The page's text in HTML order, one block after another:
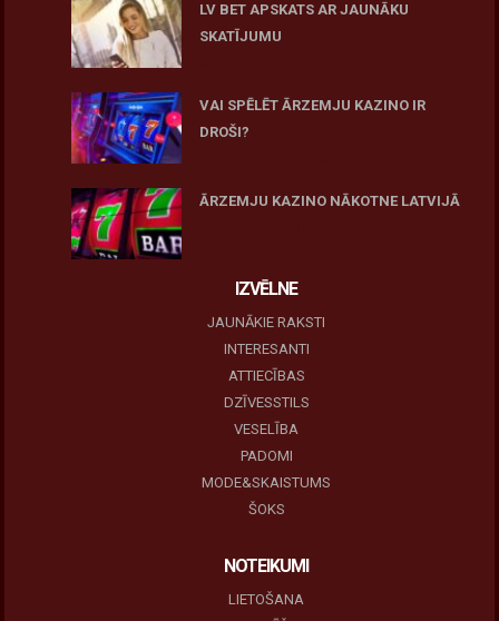
LV BET APSKATS AR JAUNĀKU
SKATĪJUMU
VAI SPĒLĒT ĀRZEMJU KAZINO IR
DROŠI?
ĀRZEMJU KAZINO NĀKOTNE LATVIJĀ
IZVĒLNE
JAUNĀKIE RAKSTI
INTERESANTI
ATTIECĪBAS
DZĪVESSTILS
VESELĪBA
PADOMI
MODE&SKAISTUMS
ŠOKS
NOTEIKUMI
LIETOŠANA